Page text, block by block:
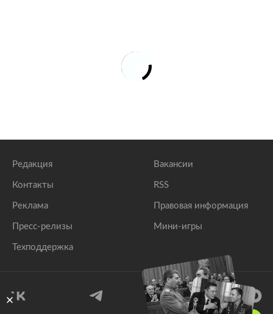
Редакция
Контакты
Реклама
Пресс-релизы
Техподдержка
Вакансии
RSS
Правовая информация
Мини-игры